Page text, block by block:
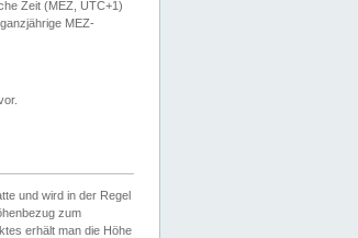
Zeit (MEZ, UTC+1)
MEZ-
und wird in der Regel
zum
erhält man die Höhe